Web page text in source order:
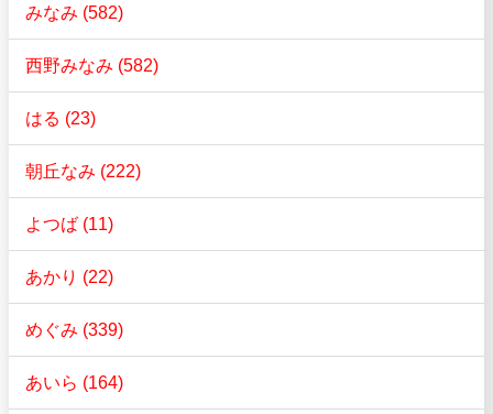
みなみ (582)
西野みなみ (582)
はる (23)
朝丘なみ (222)
よつば (11)
あかり (22)
めぐみ (339)
あいら (164)